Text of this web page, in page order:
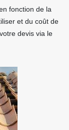
fonction de la
et du coût de
devis via le